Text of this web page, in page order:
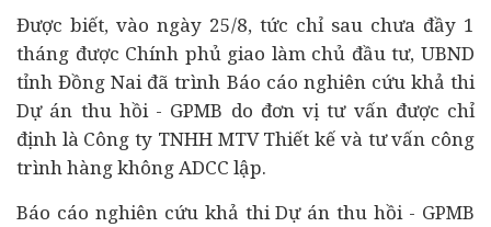
Được biết, vào ngày 25/8, tức chỉ sau chưa đầy 1
tháng được Chính phủ giao làm chủ đầu tư, UBND
tỉnh Đồng Nai đã trình Báo cáo nghiên cứu khả thi
Dự án thu hồi - GPMB do đơn vị tư vấn được chỉ
định là Công ty TNHH MTV Thiết kế và tư vấn công
trình hàng không ADCC lập.
Báo cáo nghiên cứu khả thi Dự án thu hồi - GPMB